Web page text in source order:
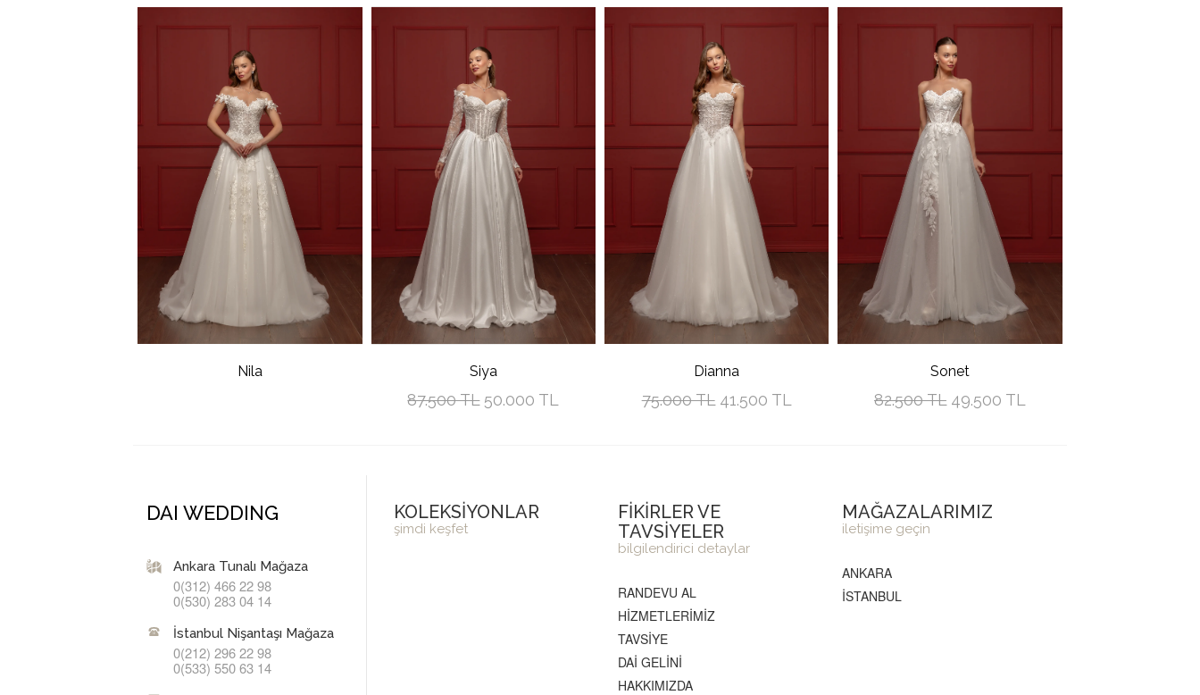
Nila Siya
87.500 TL50.000 TL
Dianna
75.000 TL41.500 TL
Sonet
82.500 TL49.500 TL
DAI WEDDING
Ankara Tunalı Mağaza
0(312) 466 22 98
0(530) 283 04 14
İstanbul Nişantaşı Mağaza
0(212) 296 22 98
0(533) 550 63 14
KOLEKSİYONLAR
şimdi keşfet
FİKİRLER VE
TAVSİYELER
bilgilendirici detaylar
RANDEVU AL
HİZMETLERİMİZ
TAVSİYE
DAİ GELİNİ
HAKKIMIZDA
MAĞAZALARIMIZ
iletişime geçin
ANKARA
İSTANBUL